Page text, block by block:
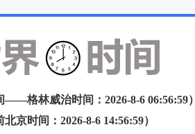
——格林威治时间：2026-8-6 06:56:59）
北京时间：2026-8-6 14:56:59）